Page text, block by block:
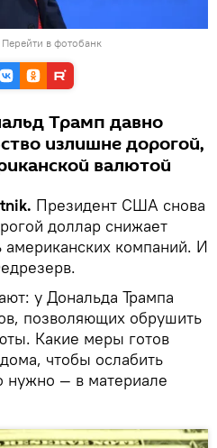
Перейти в фотобанк
Трамп давно
излишне дорогой,
валютой
Президент США снова
доллар снижает
американских компаний. И
у Дональда Трампа
позволяющих обрушить
Какие меры готов
чтобы ослабить
нужно — в материале